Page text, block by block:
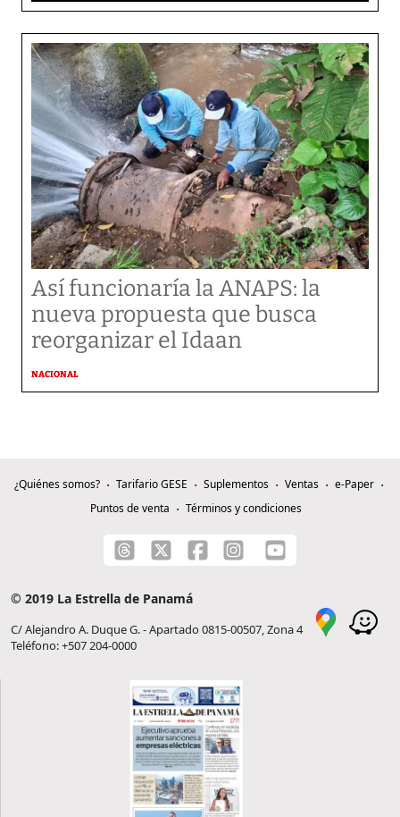
Así funcionaría la ANAPS: la
nueva propuesta que busca
reorganizar el Idaan
NACIONAL
¿Quiénes somos? Tarifario GESE Suplementos Ventas
e-Paper
Puntos de venta
Términos y condiciones
© 2019 La Estrella de Panamá
C/ Alejandro A. Duque G. - Apartado 0815-00507, Zona 4
Teléfono: +507 204-0000